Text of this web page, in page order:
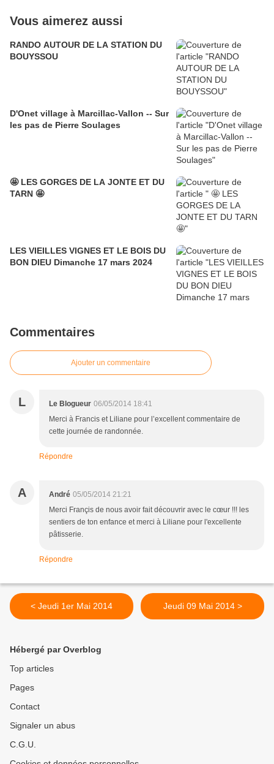
Vous aimerez aussi
RANDO AUTOUR DE LA STATION DU
BOUYSSOU
D'Onet village à Marcillac-Vallon -- Sur
les pas de Pierre Soulages
🤩 LES GORGES DE LA JONTE ET DU
TARN 🤩
LES VIEILLES VIGNES ET LE BOIS DU
BON DIEU Dimanche 17 mars 2024
Commentaires
Ajouter un commentaire
L Le Blogueur 06/05/2014 18:41
Merci à Francis et Liliane pour l’excellent commentaire de
cette journée de randonnée.
Répondre
A André 05/05/2014 21:21
Merci Françis de nous avoir fait découvrir avec le cœur !!! les
sentiers de ton enfance et merci à Liliane pour l'excellente
pâtisserie.
Répondre
< Jeudi 1er Mai 2014 Jeudi 09 Mai 2014 >
Hébergé par Overblog
Top articles
Pages
Contact
Signaler un abus
C.G.U.